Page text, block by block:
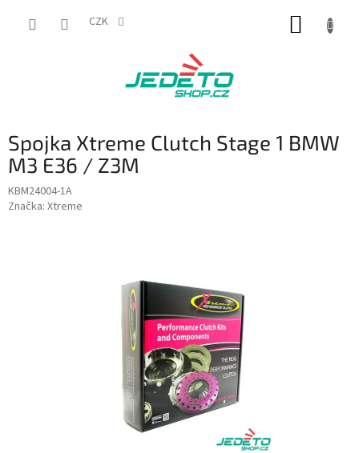
CZK
Spojka Xtreme Clutch Stage 1 BMW
M3 E36 / Z3M
KBM24004-1A
Značka: Xtreme